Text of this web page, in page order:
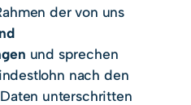
der von uns
und sprechen
nach den
unterschritten